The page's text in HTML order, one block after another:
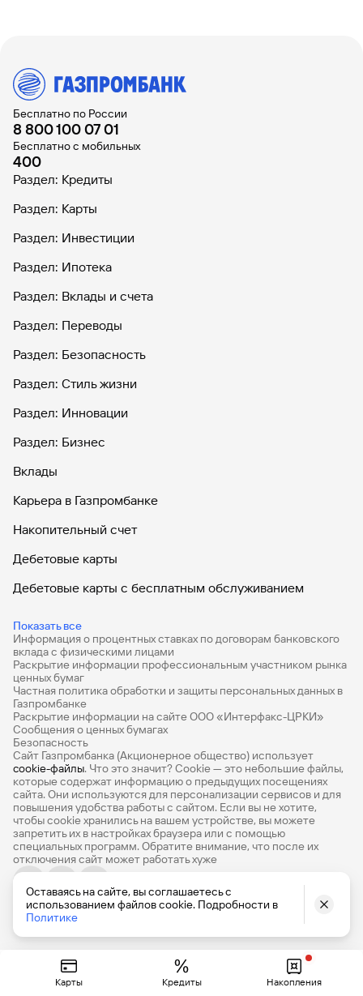
Бесплатно по России
8 800 100 07 01
Бесплатно с мобильных
400
Раздел: Кредиты
Раздел: Карты
Раздел: Инвестиции
Раздел: Ипотека
Раздел: Вклады и счета
Раздел: Переводы
Раздел: Безопасность
Раздел: Стиль жизни
Раздел: Инновации
Раздел: Бизнес
Вклады
Карьера в Газпромбанке
Накопительный счет
Дебетовые карты
Дебетовые карты с бесплатным обслуживанием
Показать все
Банковские вклады на 3 месяца
Вклады с высоким процентом
Калькулятор вкладов
Виртуальные карты
Премиум
РКО
Ипотечный калькулятор
Кредитный калькулятор
Про Финансы
База знаний
Карта сайта
Информация о процентных ставках по договорам банковского
вклада с физическими лицами
Раскрытие информации профессиональным участником рынка
ценных бумаг
Частная политика обработки и защиты персональных данных в
Газпромбанке
Раскрытие информации на сайте ООО «Интерфакс-ЦРКИ»
Сообщения о ценных бумагах
Безопасность
Сайт Газпромбанка (Акционерное общество) использует
cookie-файлы. Что это значит? Сookie — это небольшие файлы,
которые содержат информацию о предыдущих посещениях
сайта. Они используются для персонализации сервисов и для
повышения удобства работы с сайтом. Если вы не хотите,
чтобы сookie хранились на вашем устройстве, вы можете
запретить их в настройках браузера или с помощью
специальных программ. Обратите внимание, что после их
отключения сайт может работать хуже
© 1990-2026, Банк ГПБ (АО) Генеральная лицензия Банка
России № 354
Оставаясь на сайте, вы соглашаетесь с
использованием файлов cookie. Подробности в
Политике
Карты Кредиты Накопления